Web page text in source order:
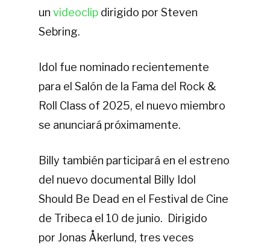
un videoclip dirigido por Steven
Sebring.
Idol fue nominado recientemente
para el Salón de la Fama del Rock &
Roll Class of 2025, el nuevo miembro
se anunciará próximamente.
Billy también participará en el estreno
del nuevo documental Billy Idol
Should Be Dead en el Festival de Cine
de Tribeca el 10 de junio. Dirigido
por Jonas Åkerlund, tres veces